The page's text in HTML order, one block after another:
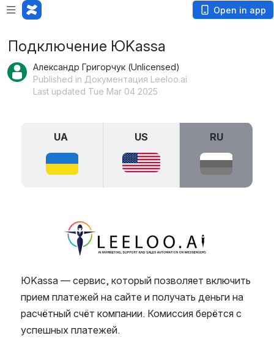
Open in app
Подключение ЮKassa
Александр Григорчук (Unlicensed)
Published in Документация Leeloo.ai
Last updated Tue Mar 04 2025
UA US
Open
RU
Open
Open
ЮKassa — сервис, который позволяет включить
прием платежей на сайте и получать деньги на
расчётный счёт компании. Комиссия берётся с
успешных платежей.